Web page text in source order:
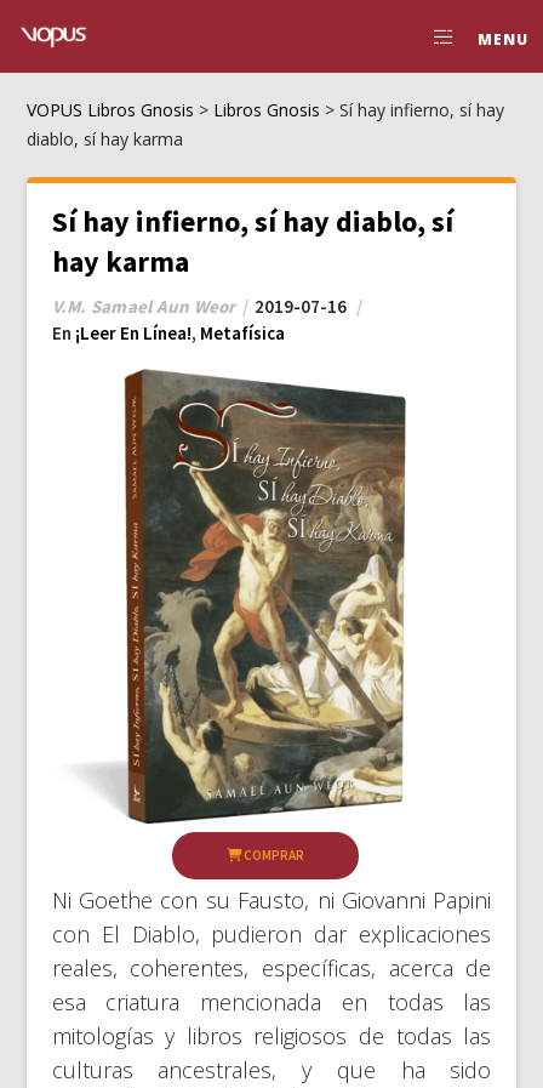
MENU
VOPUS Libros Gnosis > Libros Gnosis >Sí hay infierno, sí hay
diablo, sí hay karma
Sí hay infierno, sí hay diablo, sí
hay karma
V.M. Samael Aun Weor
2019-07-16
En ¡Leer En Línea!, Metafísica
COMPRAR
Ni Goethe con su Fausto, ni Giovanni Papini
con El Diablo, pudieron dar explicaciones
reales, coherentes, específicas, acerca de
esa criatura mencionada en todas las
mitologías y libros religiosos de todas las
culturas ancestrales, y que ha sido